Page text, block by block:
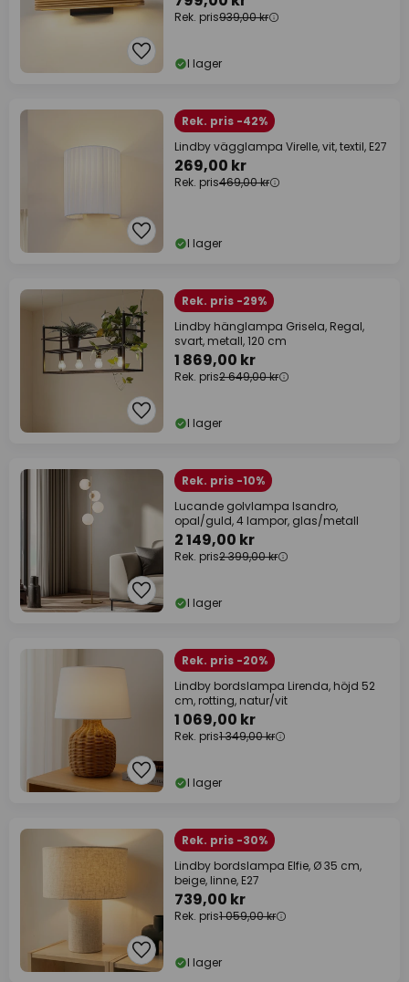
Rek. pris939,00 kr
I lager
Rek. pris -42%
Lindby vägglampa Virelle, vit, textil, E27
269,00 kr
Rek. pris469,00 kr
I lager
Rek. pris -29%
Lindby hänglampa Grisela, Regal,
svart, metall, 120 cm
1 869,00 kr
Rek. pris2 649,00 kr
I lager
Rek. pris -10%
Lucande golvlampa Isandro,
opal/guld, 4 lampor, glas/metall
2 149,00 kr
Rek. pris2 399,00 kr
I lager
Rek. pris -20%
Lindby bordslampa Lirenda, höjd 52
cm, rotting, natur/vit
1 069,00 kr
Rek. pris1 349,00 kr
I lager
Rek. pris -30%
Lindby bordslampa Elfie, Ø 35 cm,
beige, linne, E27
739,00 kr
Rek. pris1 059,00 kr
I lager